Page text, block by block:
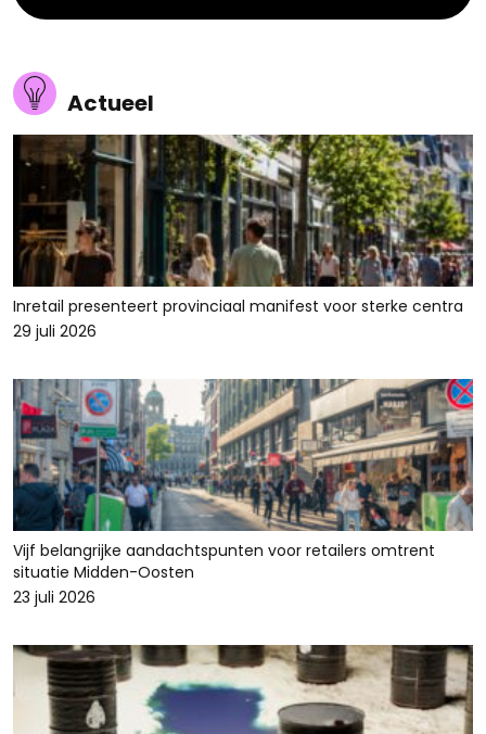
Actueel
Inretail presenteert provinciaal manifest voor sterke centra
29 juli 2026
Vijf belangrijke aandachtspunten voor retailers omtrent
situatie Midden-Oosten
23 juli 2026